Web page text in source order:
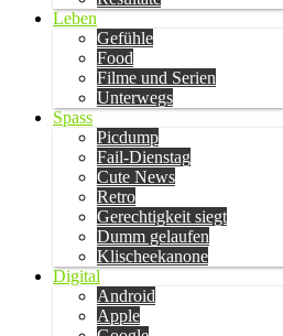
Leben
Gefühle
Food
Filme und Serien
Unterwegs
Spass
Picdump
Fail-Dienstag
Cute News
Retro
Gerechtigkeit siegt
Dumm gelaufen
Klischeekanone
Digital
Android
Apple